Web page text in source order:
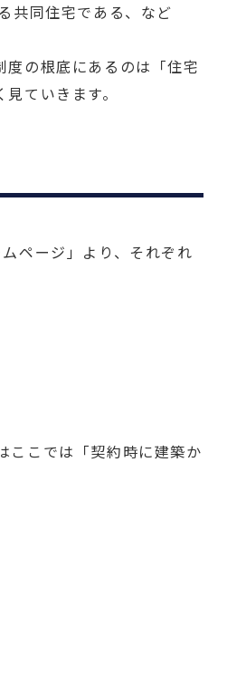
共同住宅である、など
の根底にあるのは「住宅
ていきます。
ページ」より、それぞれ
ここでは「契約時に建築か